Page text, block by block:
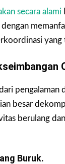
secara alami
yang
pengalaman
besar
berulang
Buruk.